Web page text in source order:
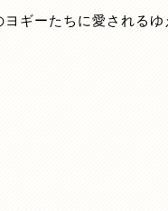
ヨギーたちに愛される